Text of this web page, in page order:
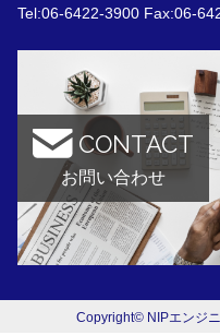
Tel:06-6422-3900 Fax:06-
CONTACT
お問い合わせ
Copyright© NIPエンジ